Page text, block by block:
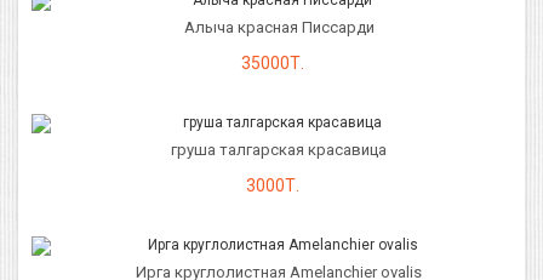
Алыча красная Писсарди
35000Т.
груша талгарская красавица
3000Т.
Ирга круглолистная Amelanchier ovalis